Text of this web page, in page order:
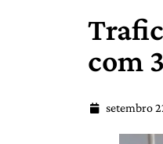
com
setembro